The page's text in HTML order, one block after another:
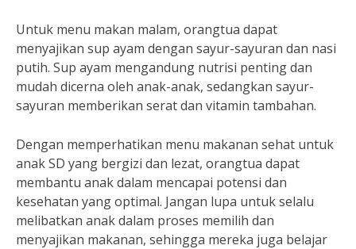
Untuk menu makan malam, orangtua dapat
menyajikan sup ayam dengan sayur-sayuran dan nasi
putih. Sup ayam mengandung nutrisi penting dan
mudah dicerna oleh anak-anak, sedangkan sayur-
sayuran memberikan serat dan vitamin tambahan.
Dengan memperhatikan menu makanan sehat untuk
anak SD yang bergizi dan lezat, orangtua dapat
membantu anak dalam mencapai potensi dan
kesehatan yang optimal. Jangan lupa untuk selalu
melibatkan anak dalam proses memilih dan
menyajikan makanan, sehingga mereka juga belajar